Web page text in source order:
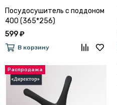
Посудосушитель с поддоном
400 (365*256)
599 ₽
В корзину